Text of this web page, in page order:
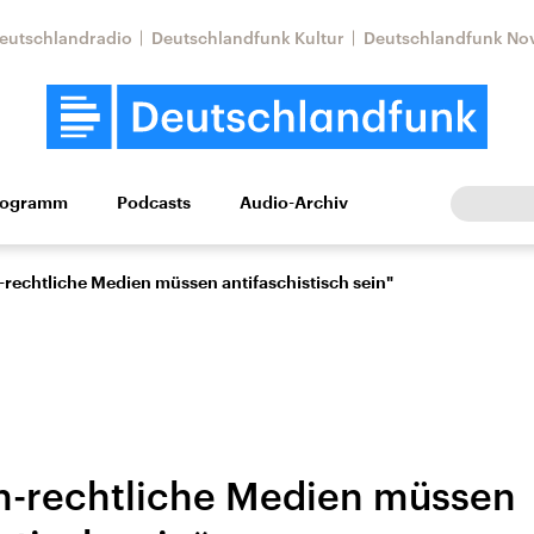
Deutschlandfunk Kultur Deutschlandfunk
Wissen Kultur Europa
Nahostkonflikt
Iran
Podcasts Audio-Archiv
Medien müssen antifaschistisch sein"
rechtliche Medien müssen